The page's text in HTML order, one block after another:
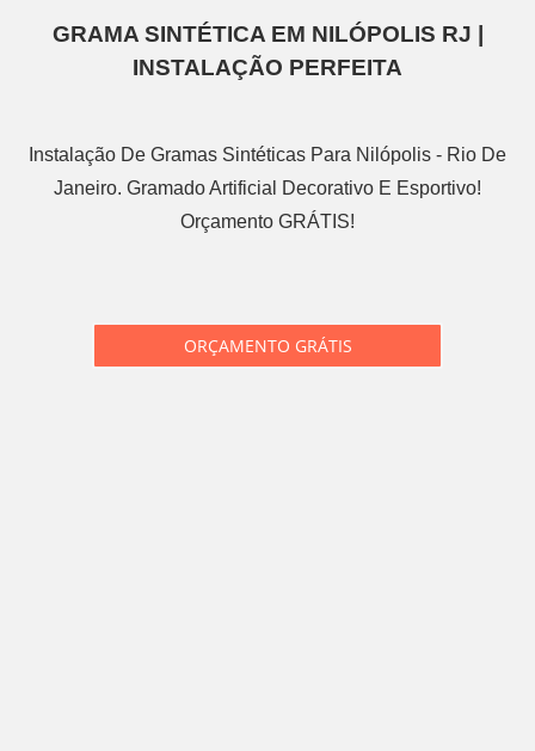
GRAMA SINTÉTICA EM NILÓPOLIS RJ |
INSTALAÇÃO PERFEITA
Instalação De Gramas Sintéticas Para Nilópolis - Rio De
Janeiro. Gramado Artificial Decorativo E Esportivo!
Orçamento GRÁTIS!
ORÇAMENTO GRÁTIS